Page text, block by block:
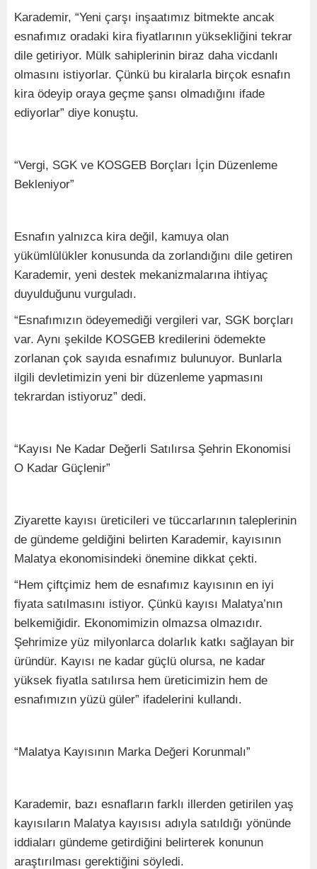
Karademir, “Yeni çarşı inşaatımız bitmekte ancak
esnafımız oradaki kira fiyatlarının yüksekliğini tekrar
dile getiriyor. Mülk sahiplerinin biraz daha vicdanlı
olmasını istiyorlar. Çünkü bu kiralarla birçok esnafın
kira ödeyip oraya geçme şansı olmadığını ifade
ediyorlar” diye konuştu.
“Vergi, SGK ve KOSGEB Borçları İçin Düzenleme
Bekleniyor”
Esnafın yalnızca kira değil, kamuya olan
yükümlülükler konusunda da zorlandığını dile getiren
Karademir, yeni destek mekanizmalarına ihtiyaç
duyulduğunu vurguladı.
“Esnafımızın ödeyemediği vergileri var, SGK borçları
var. Aynı şekilde KOSGEB kredilerini ödemekte
zorlanan çok sayıda esnafımız bulunuyor. Bunlarla
ilgili devletimizin yeni bir düzenleme yapmasını
tekrardan istiyoruz” dedi.
“Kayısı Ne Kadar Değerli Satılırsa Şehrin Ekonomisi
O Kadar Güçlenir”
Ziyarette kayısı üreticileri ve tüccarlarının taleplerinin
de gündeme geldiğini belirten Karademir, kayısının
Malatya ekonomisindeki önemine dikkat çekti.
“Hem çiftçimiz hem de esnafımız kayısının en iyi
fiyata satılmasını istiyor. Çünkü kayısı Malatya’nın
belkemiğidir. Ekonomimizin olmazsa olmazıdır.
Şehrimize yüz milyonlarca dolarlık katkı sağlayan bir
üründür. Kayısı ne kadar güçlü olursa, ne kadar
yüksek fiyatla satılırsa hem üreticimizin hem de
esnafımızın yüzü güler” ifadelerini kullandı.
“Malatya Kayısının Marka Değeri Korunmalı”
Karademir, bazı esnafların farklı illerden getirilen yaş
kayısıların Malatya kayısısı adıyla satıldığı yönünde
iddiaları gündeme getirdiğini belirterek konunun
araştırılması gerektiğini söyledi.